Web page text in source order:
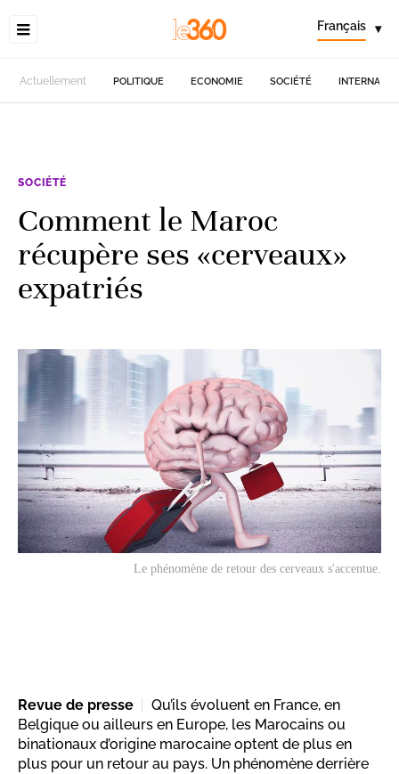
Français ▾
Actuellement POLITIQUE ECONOMIE SOCIÉTÉ
SOCIÉTÉ
Comment le Maroc
récupère ses «cerveaux»
expatriés
Le phénomène de retour des cerveaux s'accentue.
Revue de presse
Qu’ils évoluent en France, en
Belgique ou ailleurs en Europe, les Marocains ou
binationaux d’origine marocaine optent de plus en
plus pour un retour au pays. Un phénomène derrière